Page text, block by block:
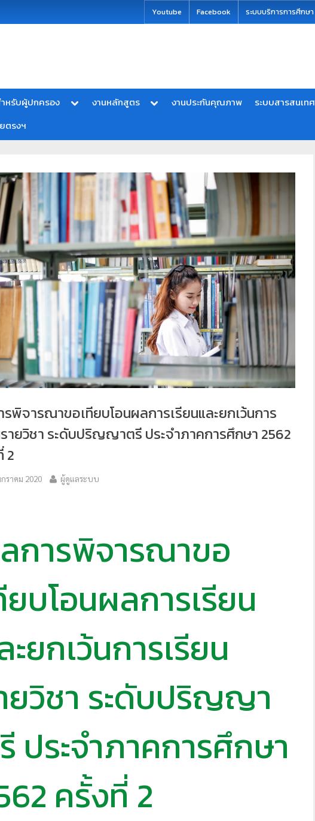
Youtube Facebook ระบบบริการการศึกษา
หรับผู้ปกครอง งานหลักสูตร งานประกันคุณภาพ ระบบสารสนเทศ
ตรงฯ
พิจารณาขอเทียบโอนผลการเรียนและยกเว้นการ
ายวิชา ระดับปริญญาตรี ประจําภาคการศึกษา 2562
2
ราคม 2020 ผู้ดูแลระบบ
การพิจารณาขอ
ยบโอนผลการเรียน
ะยกเว้นการเรียน
ยวิชา ระดับปริญญา
ประจําภาคการศึกษา
ครั้งที่ 2
modal-check